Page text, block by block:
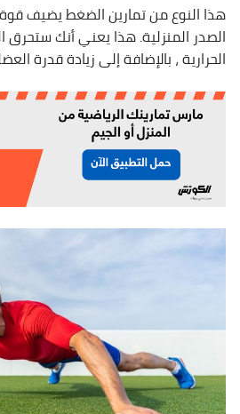
هذا النوع من تمارين الضغط يضيف
الصدر المنزلية. هذا يعني أنك ستحرق
الحرارية ، بالإضافة إلى زيادة قدرة